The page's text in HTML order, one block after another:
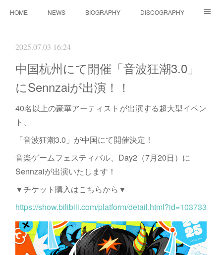
HOME NEWS BIOGRAPHY DISCOGRAPHY
2025.07.03 16:24
中国杭州にて開催「音波狂潮3.0」
にSennzaiが出演！！
40名以上の豪華アーティストが出演する超大型イベン
ト、
「音波狂潮3.0」が中国にて開催決定！
音楽ゲームフェスティバル、Day2（7月20日）に
Sennzaiが出演いたします！
▼チケット購入はこちらから▼
https://show.bilibili.com/platform/detail.html?id=103733